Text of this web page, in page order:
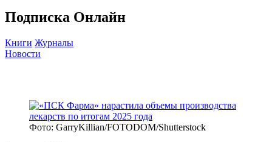
Подписка Онлайн
Книги Журналы
Новости
Фото: GarryKillian/FOTODOM/Shutterstock